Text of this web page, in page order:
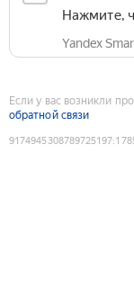
Нажмите,
Yandex
Если у вас возникли
обратной связи
9174945308789725197: